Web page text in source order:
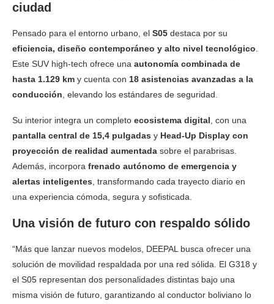
ciudad
Pensado para el entorno urbano, el S05 destaca por su
eficiencia, diseño contemporáneo y alto nivel tecnológico
Este SUV high-tech ofrece una autonomía combinada de
hasta 1.129 km y cuenta con 18 asistencias avanzadas a la
conducción , elevando los estándares de seguridad.
Su interior integra un completo ecosistema digital , con una
pantalla central de 15,4 pulgadas y Head-Up Display con
proyección de realidad aumentada sobre el parabrisas.
Además, incorpora frenado autónomo de emergencia y
alertas inteligentes , transformando cada trayecto diario en
una experiencia cómoda, segura y sofisticada.
Una visión de futuro con respaldo sólido
“Más que lanzar nuevos modelos, DEEPAL busca ofrecer una
solución de movilidad respaldada por una red sólida. El G318 y
el S05 representan dos personalidades distintas bajo una
misma visión de futuro, garantizando al conductor boliviano lo